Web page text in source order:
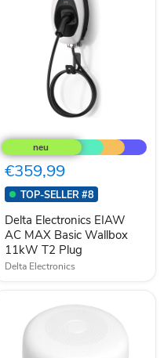
Electronics
EIAW
AC
MAX
Basic
Wallbox
11kW
T2
Plug
€359,99
TOP-SELLER #8
Delta Electronics EIAW
AC MAX Basic Wallbox
11kW T2 Plug
Delta Electronics